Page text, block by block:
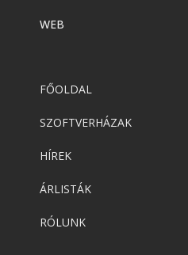
WEB
FŐOLDAL
SZOFTVERHÁZAK
HÍREK
ÁRLISTÁK
RÓLUNK